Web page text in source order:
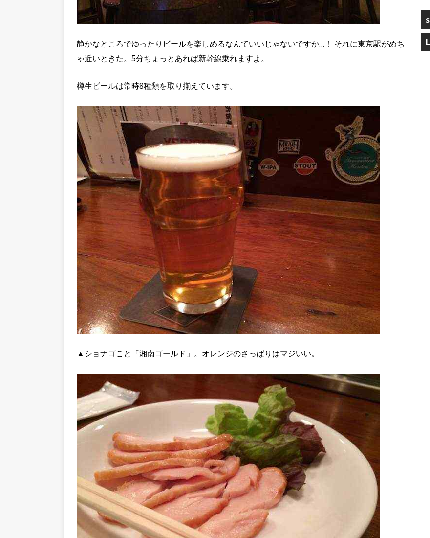
静かなところでゆったりビールを楽しめるなんていいじゃないですか…！ それに東京駅がめち
ゃ近いときた。5分ちょっとあれば新幹線乗れますよ。
樽生ビールは常時8種類を取り揃えています。
▲ショナゴこと「湘南ゴールド」。オレンジのさっぱりはマジいい。